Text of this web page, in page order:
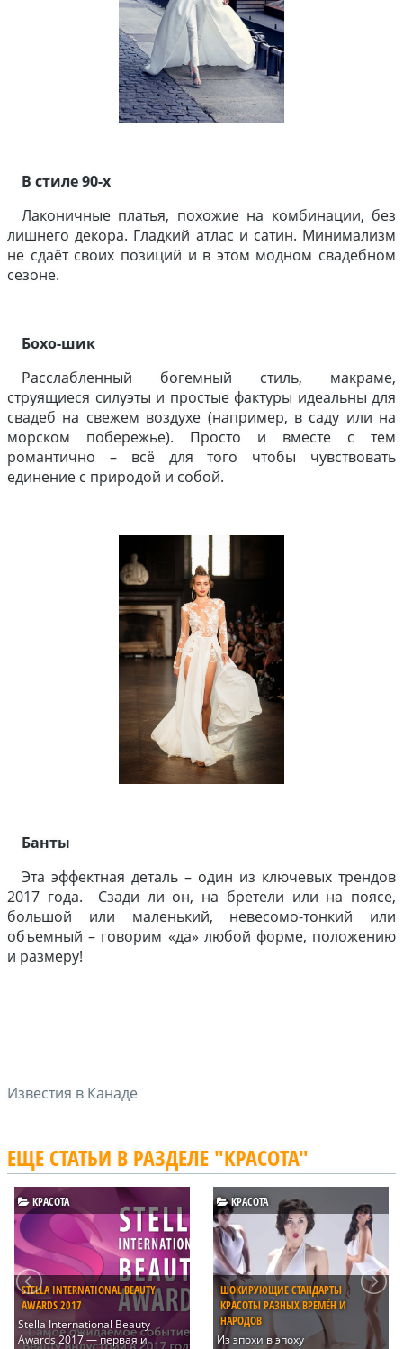
В стиле 90-х
Лаконичные платья, похожие на комбинации, без
лишнего декора. Гладкий атлас и сатин. Минимализм
не сдаёт своих позиций и в этом модном свадебном
сезоне.
Бохо-шик
Расслабленный богемный стиль, макраме,
струящиеся силуэты и простые фактуры идеальны для
свадеб на свежем воздухе (например, в саду или на
морском побережье). Просто и вместе с тем
романтично – всё для того чтобы чувствовать
единение с природой и собой.
Банты
Эта эффектная деталь – один из ключевых трендов
2017 года. Сзади ли он, на бретели или на поясе,
большой или маленький, невесомо-тонкий или
объемный – говорим «да» любой форме, положению
и размеру!
Известия в Канаде
ЕЩЕ СТАТЬИ В РАЗДЕЛЕ "КРАСОТА"
BEAUTY
Beauty
первая и
ШОКИРУЮЩИЕ СТАНДАРТЫ
КРАСОТЫ РАЗНЫХ ВРЕМЁН И
НАРОДОВ
Из эпохи в эпоху
КРАСОТА
КРАСИВЫЕ
КОТОРЫХ
Многие